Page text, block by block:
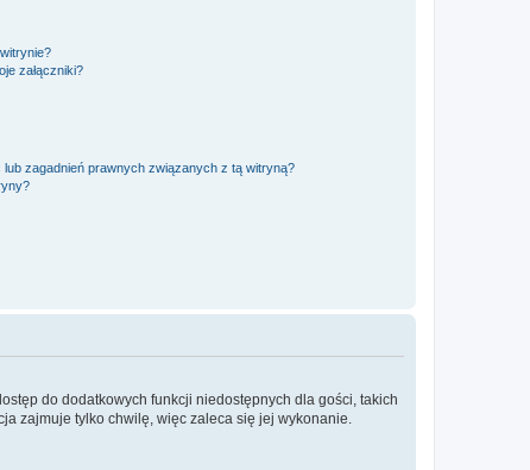
załączniki?
zagadnień prawnych związanych z tą witryną?
do dodatkowych funkcji niedostępnych dla gości, takich
zajmuje tylko chwilę, więc zaleca się jej wykonanie.